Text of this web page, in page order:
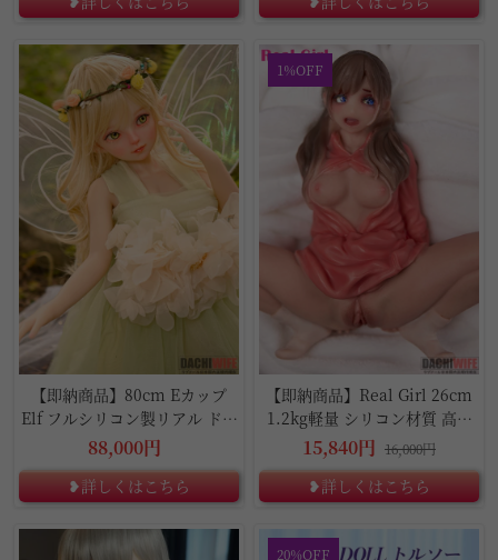
【即納商品】80cm Eカップ
Elf フルシリコン製リアル ドー
ル
88,000円
❥詳しくはこちら
1%OFF
【即納商品】Real Girl 26cm
1.2kg軽量 シリコン材質 高級
オナホール
15,840円 16,000円
❥詳しくはこちら
20%OFF